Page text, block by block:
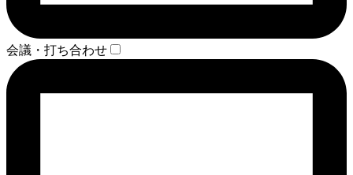
会議・打ち合わせ